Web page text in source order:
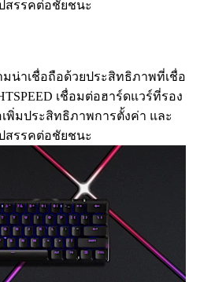
สรรคต่อชัยชนะ
น่าเชื่อถือด้วยประสิทธิภาพที่เชื่อ
เชื่อมต่อฮาร์ดแวร์ที่รอง
เพิ่มประสิทธิภาพการตั้งค่า และ
สรรคต่อชัยชนะ